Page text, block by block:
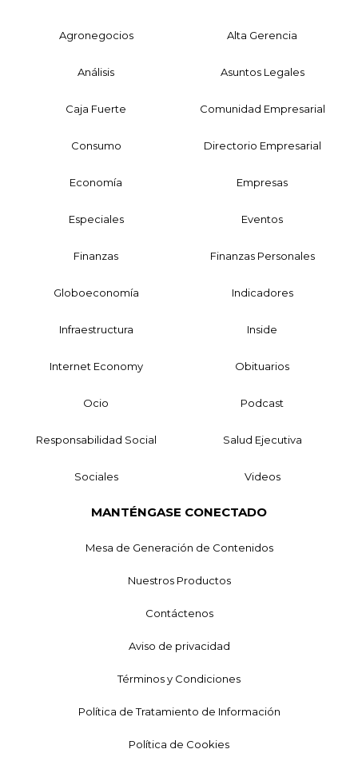
Agronegocios Alta Gerencia
Análisis Asuntos Legales
Caja Fuerte Comunidad Empresarial
Consumo Directorio Empresarial
Economía Empresas
Especiales Eventos
Finanzas Finanzas Personales
Globoeconomía Indicadores
Infraestructura Inside
Internet Economy Obituarios
Ocio Podcast
Responsabilidad Social Salud Ejecutiva
Sociales Videos
MANTÉNGASE CONECTADO
Mesa de Generación de Contenidos
Nuestros Productos
Contáctenos
Aviso de privacidad
Términos y Condiciones
Política de Tratamiento de Información
Política de Cookies